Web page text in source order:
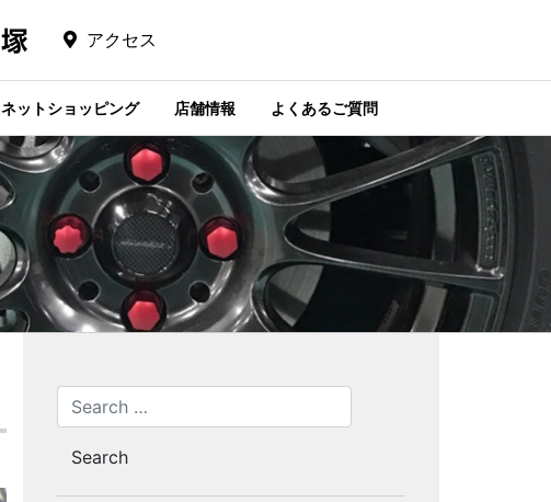
アクセス
ネットショッピング 店舗情報 よくあるご質問